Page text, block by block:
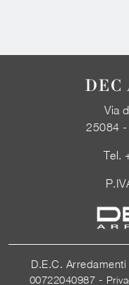
DEC
Via
25084 -
Tel.
D.E.C.
00722040987 -